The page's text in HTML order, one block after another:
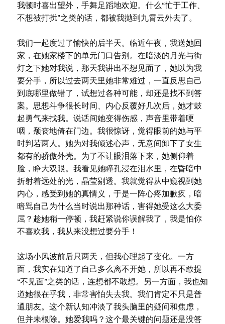
我顿时喜出望外，手舞足蹈地欢迎。什么“忙于工作、
不想被打扰”之类的话，都被我抛到九霄云外去了。
我们一起度过了愉快的后半天。临近午夜，我送她回
家，在她家楼下的单元门口告别。在暗淡的月光与街
灯之下她对我说，那天我讲出不想见面了，她以为我
要分手，所以过去两天里她非常难过，一直反思自己
到底哪里做错了，试想过各种可能，却还是找不到答
案。思想斗争很长时间、内心反覆好几次后，她才鼓
起勇气来找我。说话间她变得伤感，声音里带着哽
咽，颓丧地倚在门边。我很惊讶，觉得眼前的她与平
时判若两人。她为对我倾述心声，无意间卸下了女生
都有的骄傲外壳。为了不让眼泪落下来，她侧仰着
脸，睁大双眼。我看见她瞳孔浸在泪水里，在昏暗中
折射着远处的光，晶莹剔透。我就觉得从中窥视到她
内心，感受到她的真情义，于是一阵心疼加歉疚，暗
暗骂自己为什么当时说出那种话，害得她受这么大委
屈？趁她稍一停顿，我赶紧说你误解我了，我是怕你
不喜欢我，我从来没想过要分手！
这场小风波前后只两天，但我心理起了变化。一方
面，我实在知道了自己多么离不开她，所以再不敢提
“不见面”之类的话，连想都不敢想。另一方面，我也知
道她很在乎我，非常害怕失去我。我们肯定不只是普
通朋友。这个新认知冲淡了我头脑里的疑问和焦虑，
但并未根除。她爱我吗？这个最关键的问题还是没答